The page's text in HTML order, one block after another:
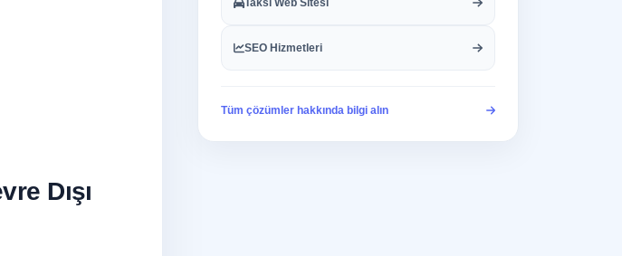
Dışı
Taksi Web Sitesi
SEO Hizmetleri
Tüm çözümler hakkında bilgi alın